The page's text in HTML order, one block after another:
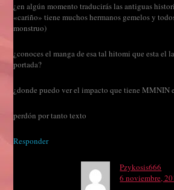
¿en algún momento traducirás las antiguas
«cariño» tiene muchos hermanos gemelos y
monstruo)
¿conoces el manga de esa tal hitomi que esta el
portada?
¿donde puedo ver el impacto que tiene MMNIN
perdón por tanto texto
Responder
Pzykosis666
6 noviembre,